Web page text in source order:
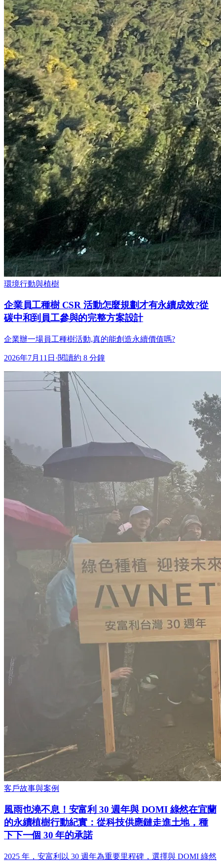
環境行動與植樹
企業員工種樹 CSR 活動怎麼規劃才有永續成效?從
碳中和到員工參與的完整方案設計
企業辦一場員工種樹活動,真的能創造永續價值嗎?
2026年7月11日 ·閱讀約 8 分鐘
客戶故事與案例
風雨也澆不息！安富利 30 週年與 DOMI 綠然在宜蘭
的永續植樹行動紀實：從科技供應鏈走進土地，種
下下一個 30 年的承諾
2025 年，安富利以 30 週年為重要里程碑，選擇與 DOMI 綠然